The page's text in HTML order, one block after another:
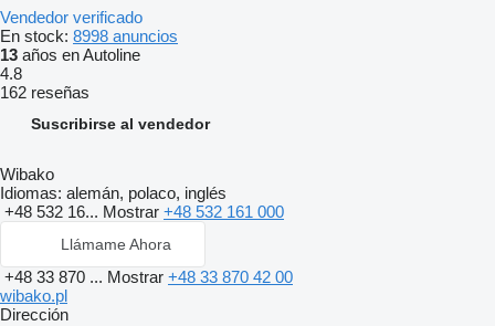
Vendedor verificado
En stock: 8998 anuncios
13 años en Autoline
4.8
162 reseñas
Suscribirse al vendedor
Wibako
Idiomas: alemán, polaco, inglés
+48 532 16... Mostrar +48 532 161 000
Llámame Ahora
+48 33 870 ... Mostrar +48 33 870 42 00
wibako.pl
Dirección